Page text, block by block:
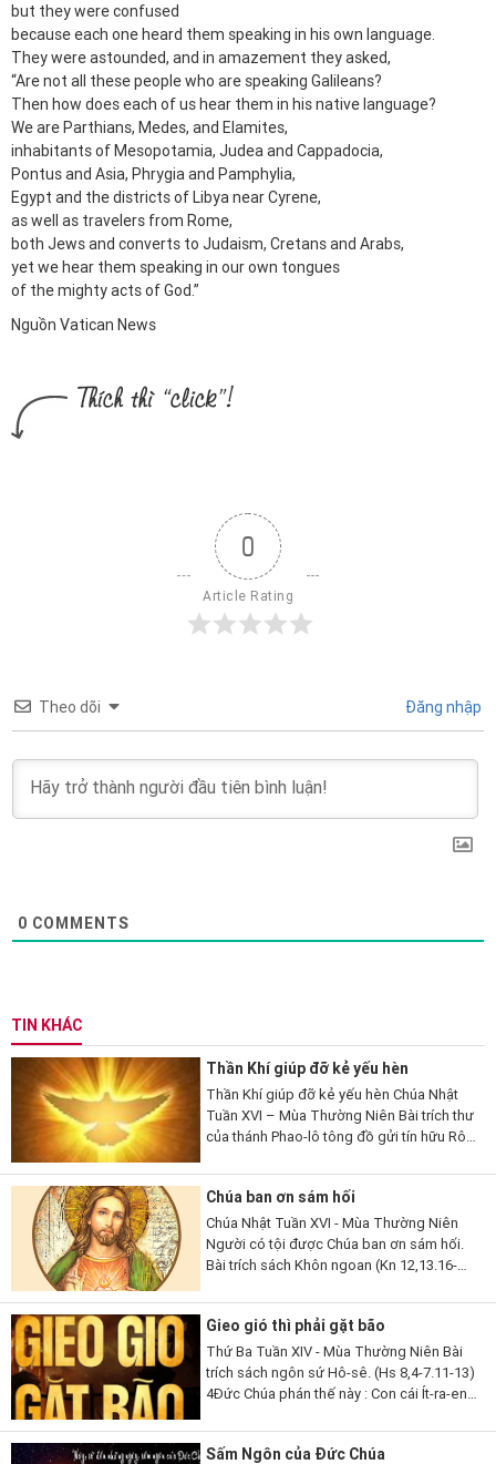
but they were confused
because each one heard them speaking in his own language.
They were astounded, and in amazement they asked,
“Are not all these people who are speaking Galileans?
Then how does each of us hear them in his native language?
We are Parthians, Medes, and Elamites,
inhabitants of Mesopotamia, Judea and Cappadocia,
Pontus and Asia, Phrygia and Pamphylia,
Egypt and the districts of Libya near Cyrene,
as well as travelers from Rome,
both Jews and converts to Judaism, Cretans and Arabs,
yet we hear them speaking in our own tongues
of the mighty acts of God.”
Nguồn Vatican News
0
Article Rating
Theo dõi Đăng nhập
0 COMMENTS
TIN KHÁC
Thần Khí giúp đỡ kẻ yếu hèn
Thần Khí giúp đỡ kẻ yếu hèn Chúa Nhật
Tuần XVI – Mùa Thường Niên Bài trích thư
của thánh Phao-lô tông đồ gửi tín hữu Rô-
Thần Khí giúp đỡ chúng ta là...
Chúa ban ơn sám hối
Chúa Nhật Tuần XVI - Mùa Thường Niên
Người có tội được Chúa ban ơn sám hối.
Bài trích sách Khôn ngoan (Kn 12,13.16-
chẳng còn thần nào khác để Ngài phải
chứng tỏ...
Gieo gió thì phải gặt bão
Thứ Ba Tuần XIV - Mùa Thường Niên Bài
trích sách ngôn sứ Hô-sê. (Hs 8,4-7.11-13)
4Đức Chúa phán thế này : Con cái Ít-ra-en
tôn làm lãnh tụ kẻ Ta không biết,...
Sấm Ngôn của Đức Chúa